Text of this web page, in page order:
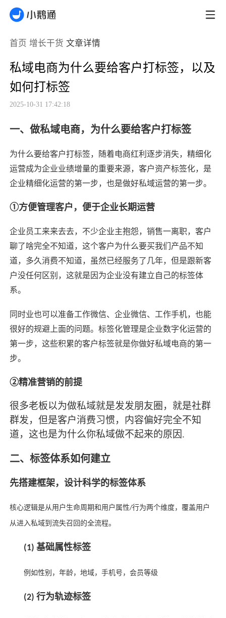
首页 增长干货 文章详情
私域电商为什么要给客户打标签，以及
如何打标签
2025-10-31 17:42:18
一、做私域电商，为什么要给客户打标签
为什么要给客户打标签，随着电商红利逐步消失，精细化
运营成为企业业绩增量的重要来源，客户资产标签化，是
企业精细化运营的第一步，也是做好私域运营的第一步。
①方便管理客户，便于企业长期运营
企业员工来来去去，不少企业主抱怨，销售一离职，客户
聊了啥完全不知道，这个客户为什么要买我们产品不知
道，多久消费不知道，虽然已经服务了几年，但是跟新客
户没任何区别，这就是因为企业没有建立自己的标签体
系。
同时业也可以准备工作微信、企业微信、工作手机，也能
很好的规避上面的问题。标签化管理是企业数字化运营的
第一步，这些积累的客户标签就是你做好私域电商的第一
步。
②精准营销的前提
很多老板以为做私域就是发发朋友圈，就是社群
群发，但是客户消费习惯，内容偏好完全不知
道，这也是为什么你私域做不起来的原因.
二、标签体系如何建立
先搭建框架，设计科学的标签体系
核心逻辑是从用户生命周期和用户属性/行为两个维度，覆盖用户
从进入私域到流失召回的全流程。
(1)基础属性标签
例如性别，年龄，地域，手机号，会员等级
(2)行为轨迹标签